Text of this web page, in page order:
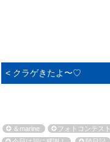
< クラゲきたよ〜♡
＆marine フォトコンテスト